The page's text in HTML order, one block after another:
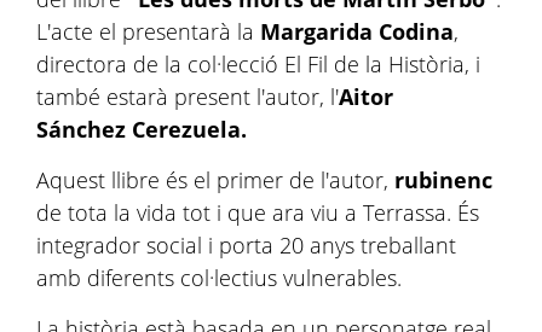
L'acte el presentarà la Margarida Codina,
directora de la col·lecció El Fil de la Història, i
també estarà present l'autor, l'Aitor
Sánchez Cerezuela.
Aquest llibre és el primer de l'autor, rubinenc
de tota la vida tot i que ara viu a Terrassa. És
integrador social i porta 20 anys treballant
amb diferents col·lectius vulnerables.